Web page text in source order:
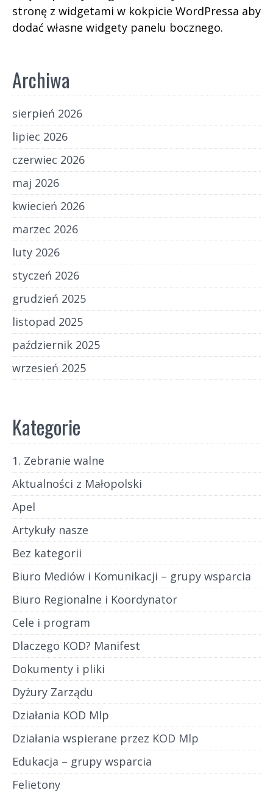
stronę z widgetami w kokpicie WordPressa aby
dodać własne widgety panelu bocznego.
Archiwa
sierpień 2026
lipiec 2026
czerwiec 2026
maj 2026
kwiecień 2026
marzec 2026
luty 2026
styczeń 2026
grudzień 2025
listopad 2025
październik 2025
wrzesień 2025
Kategorie
1. Zebranie walne
Aktualności z Małopolski
Apel
Artykuły nasze
Bez kategorii
Biuro Mediów i Komunikacji – grupy wsparcia
Biuro Regionalne i Koordynator
Cele i program
Dlaczego KOD? Manifest
Dokumenty i pliki
Dyżury Zarządu
Działania KOD Mlp
Działania wspierane przez KOD Mlp
Edukacja – grupy wsparcia
Felietony